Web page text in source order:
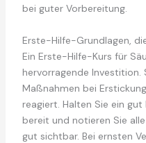
bei guter Vorbereitung.
Erste-Hilfe-Grundlagen,
Ein Erste-Hilfe-Kurs für
hervorragende Investition.
Maßnahmen bei
reagiert. Halten Sie ein
bereit und notieren Sie
gut sichtbar. Bei ernsten